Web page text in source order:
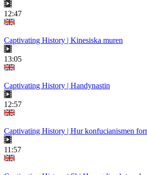
12:47
Captivating History | Kinesiska muren
13:05
Captivating History | Handynastin
12:57
Captivating History | Hur konfucianismen
11:57